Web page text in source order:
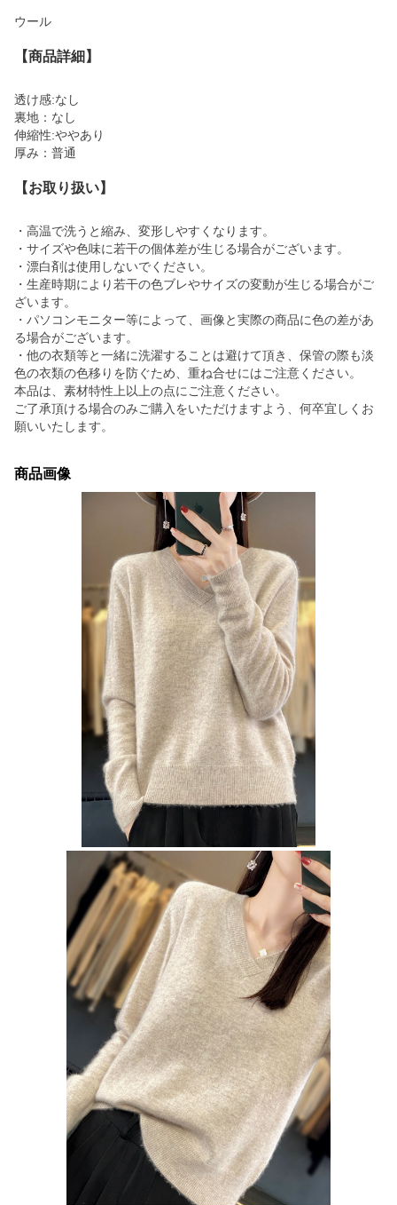
ウール
【商品詳細】
透け感:なし
裏地：なし
伸縮性:ややあり
厚み：普通
【お取り扱い】
・高温で洗うと縮み、変形しやすくなります。
・サイズや色味に若干の個体差が生じる場合がございます。
・漂白剤は使用しないでください。
・生産時期により若干の色ブレやサイズの変動が生じる場合がご
ざいます。
・パソコンモニター等によって、画像と実際の商品に色の差があ
る場合がございます。
・他の衣類等と一緒に洗濯することは避けて頂き、保管の際も淡
色の衣類の色移りを防ぐため、重ね合せにはご注意ください。
本品は、素材特性上以上の点にご注意ください。
ご了承頂ける場合のみご購入をいただけますよう、何卒宜しくお
願いいたします。
商品画像